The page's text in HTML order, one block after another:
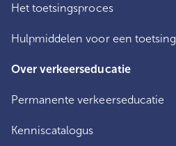
Het toetsingsproces
Hulpmiddelen voor een toetsing
Over verkeerseducatie
Permanente verkeerseducatie
Kenniscatalogus